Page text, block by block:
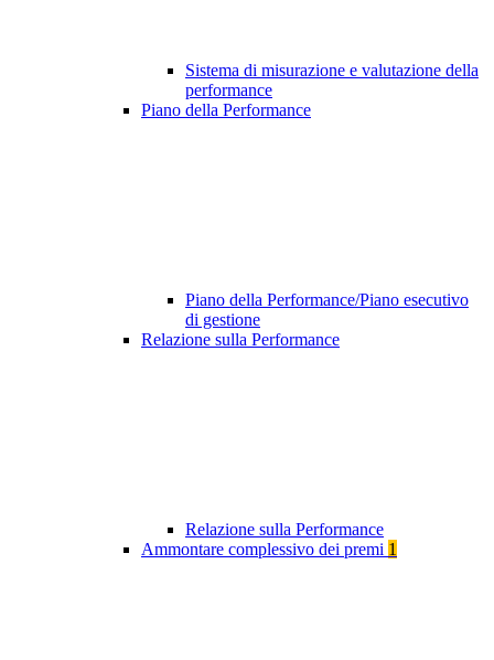
Sistema di misurazione e valutazione della
performance
Piano della Performance
Piano della Performance/Piano esecutivo
di gestione
Relazione sulla Performance
Relazione sulla Performance
Ammontare complessivo dei premi 1